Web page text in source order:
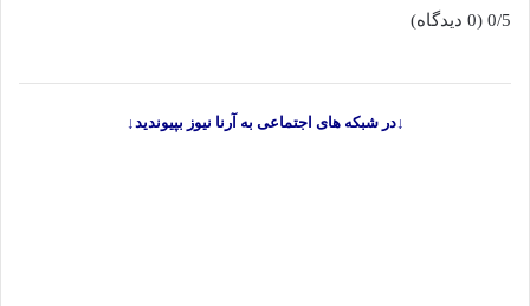
0/5 (0 دیدگاه)
↓در شبکه های اجتماعی به آرنا نیوز بپیوندید↓